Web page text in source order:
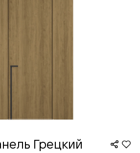
Грецкий